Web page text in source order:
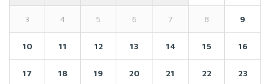
3 4 5 6 7 8 9
10 11 12 13 14 15 16
17 18 19 20 21 22 23